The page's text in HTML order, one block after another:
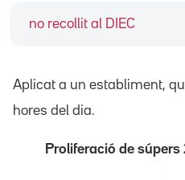
no recollit al DIEC
Aplicat a un establiment,
hores del dia.
Proliferació de súpers